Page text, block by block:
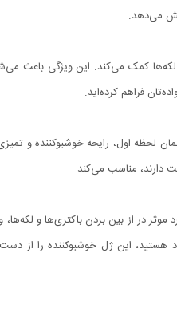
می‌دهد.
لکه‌ها کمک می‌کند. این ویژگی باعث
فراهم کرده‌اید.
لحظه اول، رایحه خوشبوکننده و
دارند، مناسب می‌کند.
در از بین بردن باکتری‌ها و
هستید، این ژل خوشبوکننده را از